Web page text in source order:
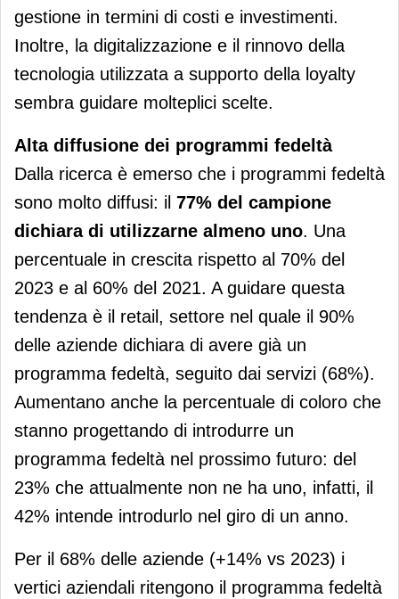
gestione in termini di costi e investimenti.
Inoltre, la digitalizzazione e il rinnovo della
tecnologia utilizzata a supporto della loyalty
sembra guidare molteplici scelte.
Alta diffusione dei programmi fedeltà
Dalla ricerca è emerso che i programmi fedeltà
sono molto diffusi: il 77% del campione
dichiara di utilizzarne almeno uno. Una
percentuale in crescita rispetto al 70% del
2023 e al 60% del 2021. A guidare questa
tendenza è il retail, settore nel quale il 90%
delle aziende dichiara di avere già un
programma fedeltà, seguito dai servizi (68%).
Aumentano anche la percentuale di coloro che
stanno progettando di introdurre un
programma fedeltà nel prossimo futuro: del
23% che attualmente non ne ha uno, infatti, il
42% intende introdurlo nel giro di un anno.
Per il 68% delle aziende (+14% vs 2023) i
vertici aziendali ritengono il programma fedeltà